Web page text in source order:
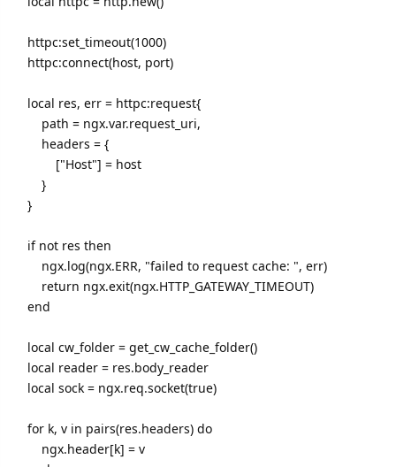
httpc:set_timeout(1000)
httpc:connect(host, port)
local res, err = httpc:request{
path = ngx.var.request_uri,
headers = {
["Host"] = host
}
}
if not res then
ngx.log(ngx.ERR, "failed to request cache: ", err)
return ngx.exit(ngx.HTTP_GATEWAY_TIMEOUT)
end
local cw_folder = get_cw_cache_folder()
local reader = res.body_reader
local sock = ngx.req.socket(true)
for k, v in pairs(res.headers) do
ngx.header[k] = v